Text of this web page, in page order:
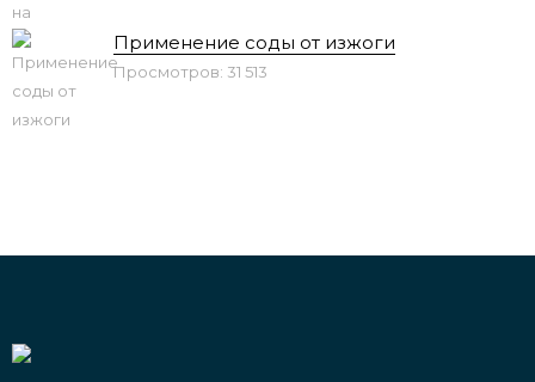
Применение соды от изжоги
Просмотров: 31 513